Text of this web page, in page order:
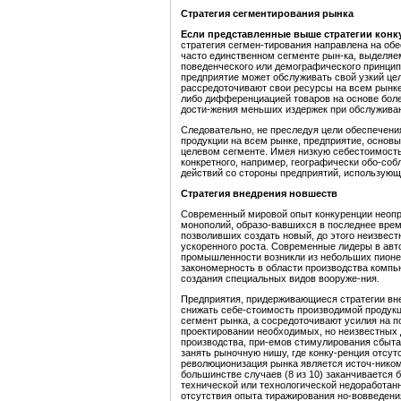
Стратегия сегментирования рынка
Если представленные выше стратегии
стратегия сегмен-тирования направлена на
часто единственном сегменте рын-ка,
поведенческого или демографического
предприятие может обслуживать свой узкий
рассредоточивают свои ресурсы на всем
либо дифференциацией товаров на основе
дости-жения меньших издержек при
Следовательно, не преследуя цели
продукции на всем рынке, предприятие,
целевом сегменте. Имея низкую
конкретного, например, географически обо-
действий со стороны предприятий,
Стратегия внедрения новшеств
Современный мировой опыт конкуренции
монополий, образо-вавшихся в последнее
позволивших создать новый, до этого
ускоренного роста. Современные лидеры в
промышленности возникли из небольших
закономерность в области производства
создания специальных видов вооруже-ния.
Предприятия, придерживающиеся стратегии
снижать себе-стоимость производимой
сегмент рынка, а сосредоточивают усилия на
проектировании необходимых, но
производства, при-емов стимулирования
занять рыночную нишу, где конку-ренция
революционизация рынка является источ-
большинстве случаев (8 из 10) заканчивается
технической или технологической
отсутствия опыта тиражирования но-